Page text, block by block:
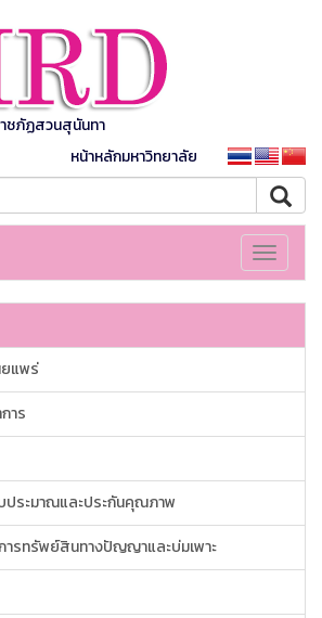
ชภัฏสวนสุนันทา
หน้าหลักมหาวิทยาลัย
Toggle
ยแพร่
าร
ประมาณและประกันคุณภาพ
ารทรัพย์สินทางปัญญาและบ่มเพาะ